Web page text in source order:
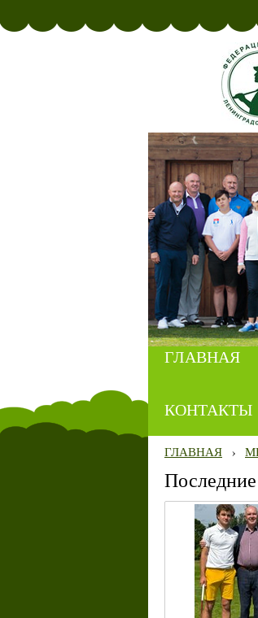
ГЛАВНАЯ
КОНТАКТЫ
ГЛАВНАЯ ›